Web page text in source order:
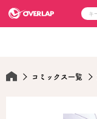
ラブパルフェ
企業
コミックス一覧